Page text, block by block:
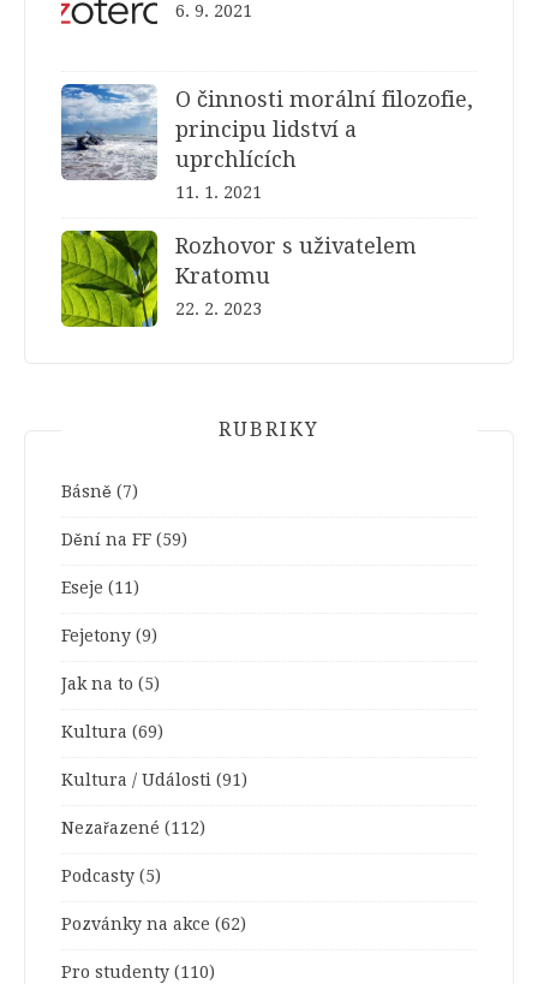
6. 9. 2021
O činnosti morální filozofie,
principu lidství a
uprchlících
11. 1. 2021
Rozhovor s uživatelem
Kratomu
22. 2. 2023
RUBRIKY
Básně (7)
Dění na FF (59)
Eseje (11)
Fejetony (9)
Jak na to (5)
Kultura (69)
Kultura / Události (91)
Nezařazené (112)
Podcasty (5)
Pozvánky na akce (62)
Pro studenty (110)